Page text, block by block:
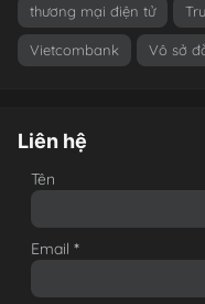
thương mại điện tử
Vietcombank Vô sở
Liên hệ
Tên
Email*